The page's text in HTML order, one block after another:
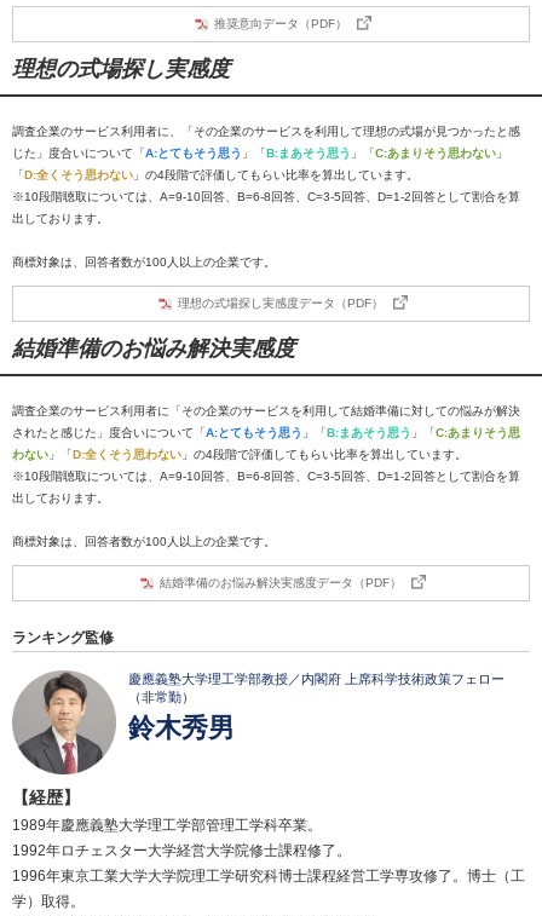
推奨意向データ（PDF）
理想の式場探し実感度
調査企業のサービス利用者に、「その企業のサービスを利用して理想の式場が見つかったと感
じた」度合いについて「A:とてもそう思う 」「B:まあそう思う 」「C:あまりそう思わない 」
「D:全くそう思わない 」の4段階で評価してもらい比率を算出しています。
※10段階聴取については、A=9-10回答、B=6-8回答、C=3-5回答、D=1-2回答として割合を算
出しております。
商標対象は、回答者数が100人以上の企業です。
理想の式場探し実感度データ（PDF）
結婚準備のお悩み解決実感度
調査企業のサービス利用者に「その企業のサービスを利用して結婚準備に対しての悩みが解決
されたと感じた」度合いについて「A:とてもそう思う 」「B:まあそう思う 」「C:あまりそう思
わない 」「D:全くそう思わない 」の4段階で評価してもらい比率を算出しています。
※10段階聴取については、A=9-10回答、B=6-8回答、C=3-5回答、D=1-2回答として割合を算
出しております。
商標対象は、回答者数が100人以上の企業です。
結婚準備のお悩み解決実感度データ（PDF）
ランキング監修
慶應義塾大学理工学部教授／内閣府 上席科学技術政策フェロー
（非常勤）
鈴木秀男
【経歴】
1989年慶應義塾大学理工学部管理工学科卒業。
1992年ロチェスター大学経営大学院修士課程修了。
1996年東京工業大学大学院理工学研究科博士課程経営工学専攻修了。博士（工
学）取得。